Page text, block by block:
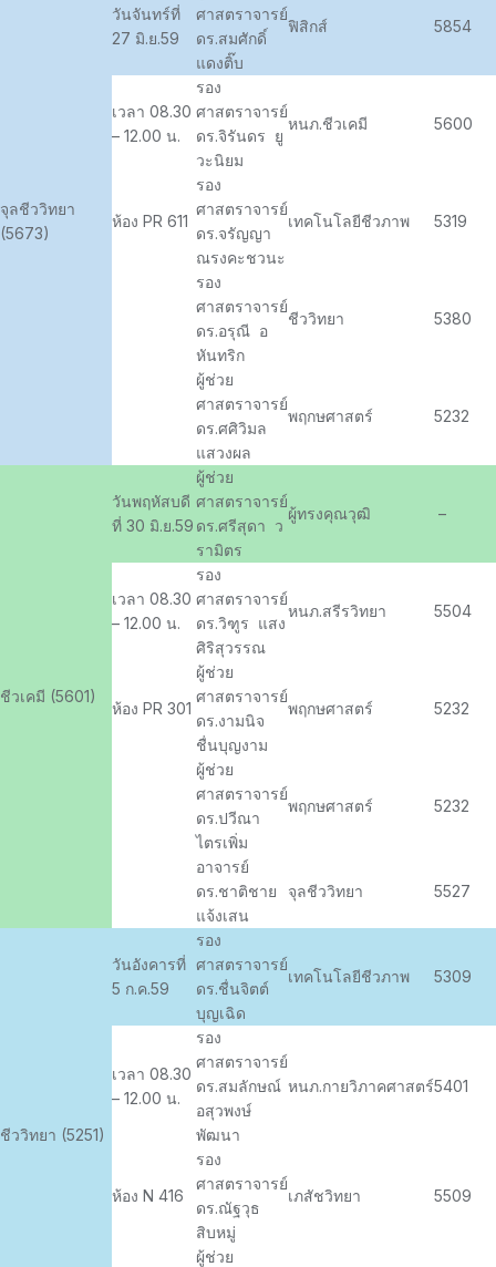
จุลชีววิทยา
(5673)
วันจันทร์ที่
27 มิ.ย.59
ศาสตราจารย์
ดร.สมศักดิ์
แดงติ๊บ
ฟิสิกส์ 5854
เวลา 08.30
– 12.00 น.
รอง
ศาสตราจารย์
ดร.จิรันดร ยู
วะนิยม
หนภ.ชีวเคมี 5600
ห้อง PR 611
รอง
ศาสตราจารย์
ดร.จรัญญา
ณรงคะชวนะ
เทคโนโลยีชีวภาพ 5319
รอง
ศาสตราจารย์
ดร.อรุณี อ
หันทริก
ชีววิทยา 5380
ผู้ช่วย
ศาสตราจารย์
ดร.ศศิวิมล
แสวงผล
พฤกษศาสตร์ 5232
ชีวเคมี (5601)
วันพฤหัสบดี
ที่ 30 มิ.ย.59
ผู้ช่วย
ศาสตราจารย์
ดร.ศรีสุดา ว
รามิตร
ผู้ทรงคุณวุฒิ –
เวลา 08.30
– 12.00 น.
รอง
ศาสตราจารย์
ดร.วิฑูร แสง
ศิริสุวรรณ
หนภ.สรีรวิทยา 5504
ห้อง PR 301
ผู้ช่วย
ศาสตราจารย์
ดร.งามนิจ
ชื่นบุญงาม
พฤกษศาสตร์ 5232
ผู้ช่วย
ศาสตราจารย์
ดร.ปวีณา
ไตรเพิ่ม
พฤกษศาสตร์ 5232
อาจารย์
ดร.ชาติชาย
แจ้งเสน
จุลชีววิทยา 5527
ชีววิทยา (5251)
วันอังคารที่
5 ก.ค.59
รอง
ศาสตราจารย์
ดร.ชื่นจิตต์
บุญเฉิด
เทคโนโลยีชีวภาพ 5309
เวลา 08.30
– 12.00 น.
รอง
ศาสตราจารย์
ดร.สมลักษณ์
อสุวพงษ์
พัฒนา
หนภ.กายวิภาคศาสตร์5401
ห้อง N 416
รอง
ศาสตราจารย์
ดร.ณัฐวุธ
สิบหมู่
เภสัชวิทยา 5509
ผู้ช่วย